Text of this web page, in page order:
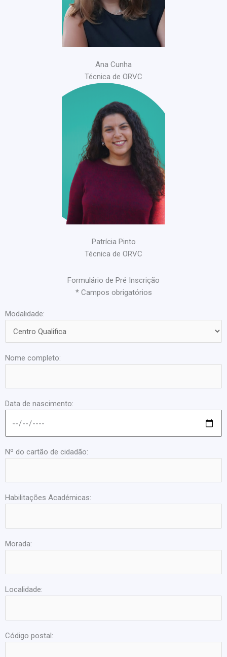
Ana Cunha
Técnica de ORVC
Patrícia Pinto
Técnica de ORVC
Formulário de Pré Inscrição
* Campos obrigatórios
Modalidade:
Nome completo:
Data de nascimento:
Nº do cartão de cidadão:
Habilitações Académicas:
Morada:
Localidade:
Código postal: